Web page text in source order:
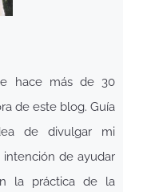
hace más de 30
de este blog. Guía
de divulgar mi
de ayudar
la práctica de la